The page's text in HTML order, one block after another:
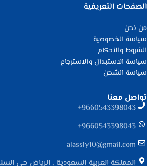
الصفحات التعريفية
من نحن
سياسة الخصوصية
الشروط والأحكام
سياسة الاستبدال والاسترجاع
سياسة الشحن
تواصل معنا
9660543398043⁩+
9660543398043⁩+
alassly10@gmail.com
المملكة العربية السعودية , الرياض حي